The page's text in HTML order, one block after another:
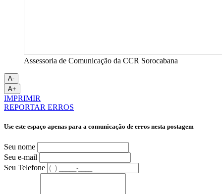
Assessoria de Comunicação da CCR Sorocabana
A-
A+
IMPRIMIR
REPORTAR ERROS
Use este espaço apenas para a comunicação de erros nesta postagem
Seu nome
Seu e-mail
Seu Telefone